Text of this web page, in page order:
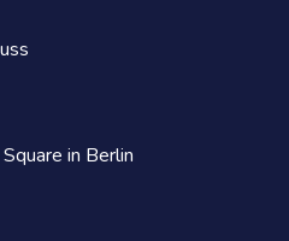
in Berlin